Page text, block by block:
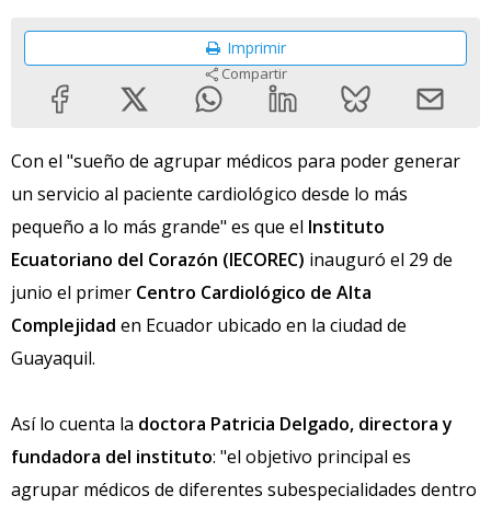
Imprimir
Compartir
Con el "sueño de agrupar médicos para poder generar
un servicio al paciente cardiológico desde lo más
pequeño a lo más grande" es que el Instituto
Ecuatoriano del Corazón (IECOREC) inauguró el 29 de
junio el primer Centro Cardiológico de Alta
Complejidad en Ecuador ubicado en la ciudad de
Guayaquil.
Así lo cuenta la doctora Patricia Delgado, directora y
fundadora del instituto: "el objetivo principal es
agrupar médicos de diferentes subespecialidades dentro